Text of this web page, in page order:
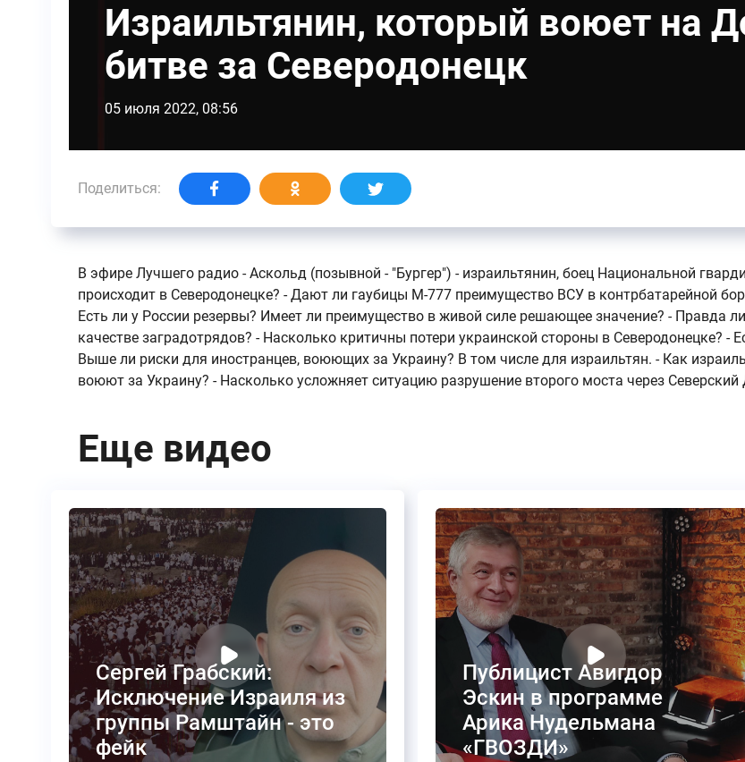
Израильтянин, который воюет на
битве за Северодонецк
05 июля 2022, 08:56
Поделиться:
В эфире Лучшего радио - Аскольд (позывной - "Бургер") - израильтянин, боец Национальной
происходит в Северодонецке? - Дают ли гаубицы М-777 преимущество ВСУ в контрбатарейной
Есть ли у России резервы? Имеет ли преимущество в живой силе решающее значение? - Правда
качестве заградотрядов? - Насколько критичны потери украинской стороны в Северодонецке?
Выше ли риски для иностранцев, воюющих за Украину? В том числе для израильтян. - Как
воюют за Украину? - Насколько усложняет ситуацию разрушение второго моста через Северский
Еще видео
Сергей Грабский:
Исключение Израиля из
группы Рамштайн - это
фейк
Публицист Авигдор
Эскин в программе
Арика Нудельмана
«ГВОЗДИ»